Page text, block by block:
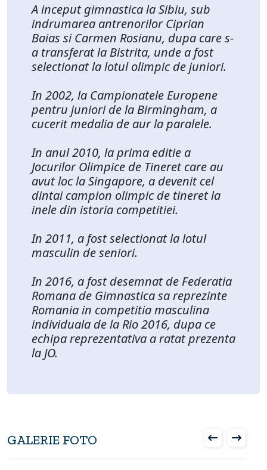
A inceput gimnastica la Sibiu, sub
indrumarea antrenorilor Ciprian
Baias si Carmen Rosianu, dupa care s-
a transferat la Bistrita, unde a fost
selectionat la lotul olimpic de juniori.
In 2002, la Campionatele Europene
pentru juniori de la Birmingham, a
cucerit medalia de aur la paralele.
In anul 2010, la prima editie a
Jocurilor Olimpice de Tineret care au
avut loc la Singapore, a devenit cel
dintai campion olimpic de tineret la
inele din istoria competitiei.
In 2011, a fost selectionat la lotul
masculin de seniori.
In 2016, a fost desemnat de Federatia
Romana de Gimnastica sa reprezinte
Romania in competitia masculina
individuala de la Rio 2016, dupa ce
echipa reprezentativa a ratat prezenta
la JO.
GALERIE FOTO